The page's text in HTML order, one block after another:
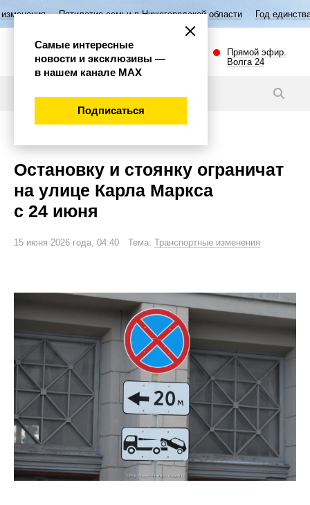
семьи в Нижегородской области Год единства народов
Прямой эфир.
Волга 24
Остановку и стоянку ограничат
на улице Карла Маркса
с 24 июня
15 июня 2026 года, 04:40 Тема: Транспортные изменения
Самые интересные
новости и эксклюзивы —
в нашем канале МАХ
Подписаться